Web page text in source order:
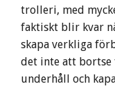
trolleri, med
faktiskt blir kvar
skapa verkliga
det inte att bortse
underhåll och